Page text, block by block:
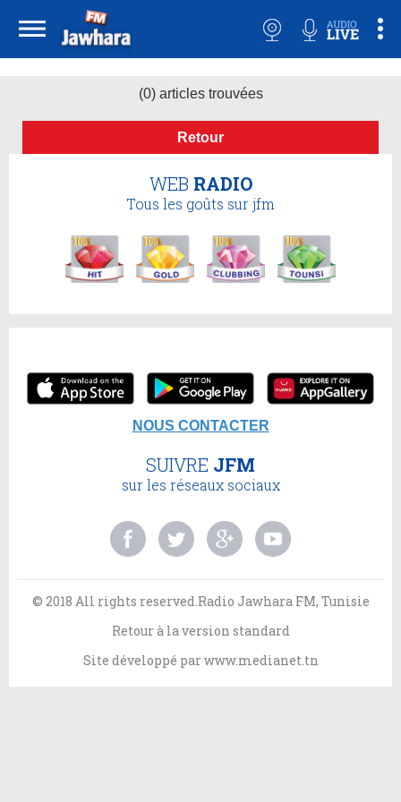
(0) articles trouvées
Retour
WEB RADIO
Tous les goûts sur jfm
NOUS CONTACTER
SUIVRE JFM
sur les réseaux sociaux
© 2018 All rights reserved.Radio Jawhara FM, Tunisie
Retour à la version standard
Site développé parwww.medianet.tn